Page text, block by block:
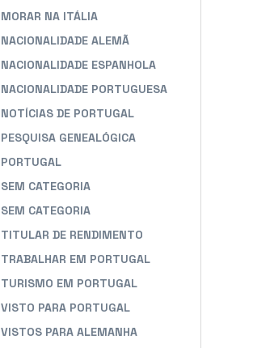
MORAR NA ITÁLIA
NACIONALIDADE ALEMÃ
NACIONALIDADE ESPANHOLA
NACIONALIDADE PORTUGUESA
NOTÍCIAS DE PORTUGAL
PESQUISA GENEALÓGICA
PORTUGAL
SEM CATEGORIA
SEM CATEGORIA
TITULAR DE RENDIMENTO
TRABALHAR EM PORTUGAL
TURISMO EM PORTUGAL
VISTO PARA PORTUGAL
VISTOS PARA ALEMANHA